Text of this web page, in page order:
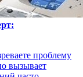
проблему
вызывает